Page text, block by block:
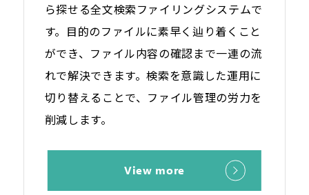
ら探せる全文検索ファイリングシステムで
す。目的のファイルに素早く辿り着くこと
ができ、ファイル内容の確認まで一連の流
れで解決できます。検索を意識した運用に
切り替えることで、ファイル管理の労力を
削減します。
View more